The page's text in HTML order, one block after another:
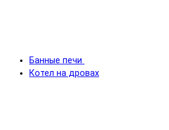
Банные печи
Котел на дровах